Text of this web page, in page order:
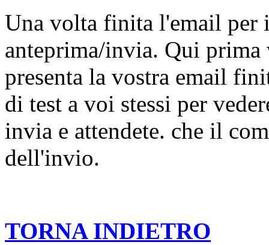
Una volta finita l'email per
anteprima/invia. Qui prima
presenta la vostra email
di test a voi stessi per
invia e attendete. che il
dell'invio.
TORNA INDIETRO